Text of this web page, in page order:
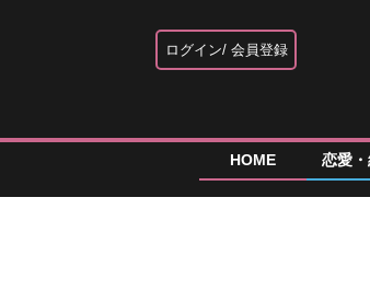
ログイン 会員登録
HOME 恋愛